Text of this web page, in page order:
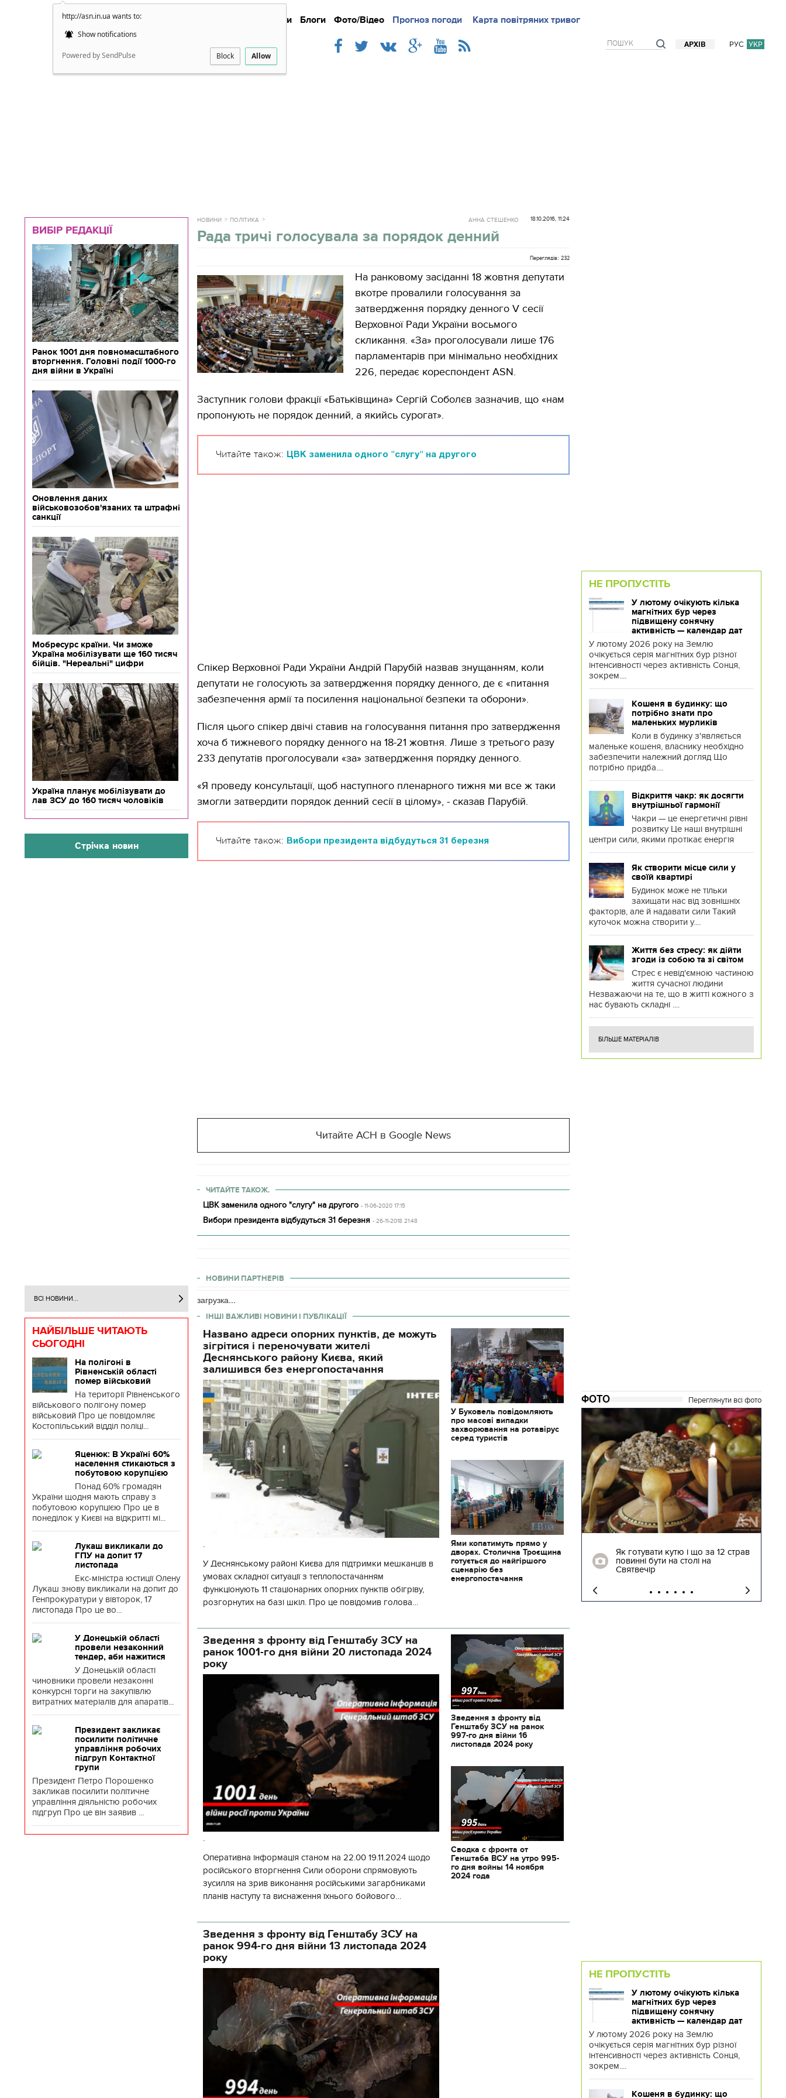
http://asn.in.ua wants to:
Show notifications
Powered by SendPulse Block Allow
Новини Блоги Фото/Відео Прогноз погоди Карта повітряних тривог
РУС УКР
АРХІВ
Докладно Новини Iнтерв`ю Блоги
ВИБІР РЕДАКЦІЇ
Ранок 1001 дня повномасштабного
вторгнення. Головні події 1000-го
дня війни в Україні
Оновлення даних
військовозобов'язаних та штрафні
санкції
Мобресурс країни. Чи зможе
Україна мобілізувати ще 160 тисяч
бійців. "Нереальні" цифри
Україна планує мобілізувати до
лав ЗСУ до 160 тисяч чоловіків
Стрічка новин
ВСІ НОВИНИ...
НАЙБІЛЬШЕ ЧИТАЮТЬ
СЬОГОДНІ
На полігоні в
Рівненській області
помер військовий
На території Рівненського
військового полігону помер
військовий Про це повідомляє
Костопільський відділ поліці...
Яценюк: В Україні 60%
населення стикаються з
побутовою корупцією
Понад 60% громадян
України щодня мають справу з
побутовою корупцією Про це в
понеділок у Києві на відкритті мі...
Лукаш викликали до
ГПУ на допит 17
листопада
Екс-міністра юстиції Олену
Лукаш знову викликали на допит до
Генпрокуратури у вівторок, 17
листопада Про це во...
У Донецькій області
провели незаконний
тендер, аби нажитися
У Донецькій області
чиновники провели незаконні
конкурсні торги на закупівлю
витратних матеріалів для апаратів...
Президент закликає
посилити політичне
управління робочих
підгруп Контактної
групи
Президент Петро Порошенко
закликав посилити політичне
управління діяльністю робочих
підгруп Про це він заявив ...
НОВИНИ ПОЛІТИКА 18.10.2016, 11:24
АННА СТЕШЕНКО
Рада тричі голосувала за порядок денний
Переглядів: 232
На ранковому засіданні 18 жовтня депутати
вкотре провалили голосування за
затвердження порядку денного V сесії
Верховної Ради України восьмого
скликання. «За» проголосували лише 176
парламентарів при мінімально необхідних
226, передає кореспондент ASN.
Заступник голови фракції «Батьківщина» Сергій Соболєв зазначив, що «нам
пропонують не порядок денний, а якийсь сурогат».
Читайте також: ЦВК заменила одного "слугу" на другого
Спікер Верховної Ради України Андрій Парубій назвав знущанням, коли
депутати не голосують за затвердження порядку денного, де є «питання
забезпечення армії та посилення національної безпеки та оборони».
Після цього спікер двічі ставив на голосування питання про затвердження
хоча б тижневого порядку денного на 18-21 жовтня. Лише з третього разу
233 депутатів проголосували «за» затвердження порядку денного.
«Я проведу консультації, щоб наступного пленарного тижня ми все ж таки
змогли затвердити порядок денний сесії в цілому», - сказав Парубій.
Читайте також: Вибори президента відбудуться 31 березня
Читайте АСН в Google News
ЧИТАЙТЕ ТАКОЖ.
ЦВК заменила одного "слугу" на другого - 11-06-2020 17:15
Вибори президента відбудуться 31 березня - 26-11-2018 21:48
НОВИНИ ПАРТНЕРІВ
загрузка...
ІНШІ ВАЖЛИВІ НОВИНИ І ПУБЛІКАЦІЇ
Названо адреси опорних пунктів, де можуть
зігрітися і переночувати жителі
Деснянського району Києва, який
залишився без енергопостачання
.
У Деснянському районі Києва для підтримки мешканців в
умовах складної ситуації з теплопостачанням
функціонують 11 стаціонарних опорних пунктів обігріву,
розгорнутих на базі шкіл. Про це повідомив голова
У Буковель повідомляють
про масові випадки
захворювання на ротавірус
серед туристів
Ями копатимуть прямо у
дворах. Столична Троєщина
готується до найгіршого
сценарію без
енергопостачання
Зведення з фронту від Генштабу ЗСУ на
ранок 1001-го дня війни 20 листопада 2024
року
.
Оперативна інформація станом на 22.00 19.11.2024 щодо
російського вторгнення Сили оборони спрямовують
зусилля на зрив виконання російськими загарбниками
планів наступу та виснаження їхнього бойового
Зведення з фронту від
Генштабу ЗСУ на ранок
997-го дня війни 16
листопада 2024 року
Сводка с фронта от
Генштаба ВСУ на утро 995-
го дня войны 14 ноября
2024 года
Зведення з фронту від Генштабу ЗСУ на
ранок 994-го дня війни 13 листопада 2024
року
НЕ ПРОПУСТІТЬ
У лютому очікують кілька
магнітних бур через
підвищену сонячну
активність — календар дат
У лютому 2026 року на Землю
очікується серія магнітних бур різної
інтенсивності через активність Сонця,
зокрем....
Кошеня в будинку: що
потрібно знати про
маленьких мурликів
Коли в будинку з'являється
маленьке кошеня, власнику необхідно
забезпечити належний догляд Що
потрібно придба....
Відкриття чакр: як досягти
внутрішньої гармонії
Чакри — це енергетичні рівні
розвитку Це наші внутрішні
центри сили, якими протікає енергія
Як створити місце сили у
своїй квартирі
Будинок може не тільки
захищати нас від зовнішніх
факторів, але й надавати сили Такий
куточок можна створити у....
Життя без стресу: як дійти
згоди із собою та зі світом
Стрес є невід'ємною частиною
життя сучасної людини
Незважаючи на те, що в житті кожного з
нас бувають складні ....
БІЛЬШЕ МАТЕРІАЛІВ
ФОТО Переглянути всі фото
11.10.2017 | 16:22
Часи Русі: як виглядають
декорації до фільму "Сторожова
застава"
Як готувати кутю і що за 12 страв
повинні бути на столі на
Святвечір
НЕ ПРОПУСТІТЬ
У лютому очікують кілька
магнітних бур через
підвищену сонячну
активність — календар дат
У лютому 2026 року на Землю
очікується серія магнітних бур різної
інтенсивності через активність Сонця,
зокрем....
Кошеня в будинку: що